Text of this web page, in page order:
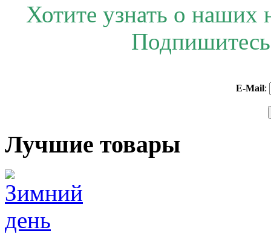
Хотите узнать о наших
E-Mail:
Лучшие товары